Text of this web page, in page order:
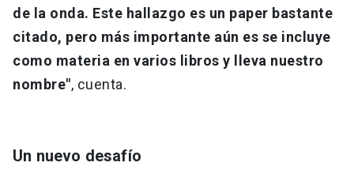
de la onda. Este hallazgo es un paper bastante
citado, pero más importante aún es se incluye
como materia en varios libros y lleva nuestro
nombre", cuenta.
Un nuevo desafío